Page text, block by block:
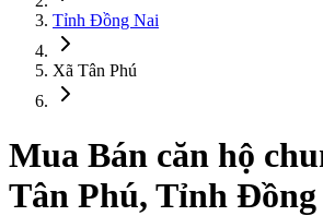
Tỉnh Đồng Nai
Xã Tân Phú
Mua Bán căn hộ
Tân Phú, Tỉnh